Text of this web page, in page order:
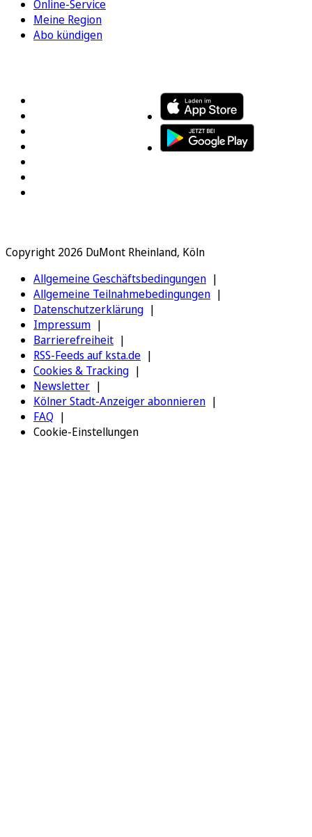
Online-Service
Meine Region
Abo kündigen
Copyright 2026 DuMont Rheinland, Köln
Allgemeine Geschäftsbedingungen
Allgemeine Teilnahmebedingungen
Datenschutzerklärung
Impressum
Barrierefreiheit
RSS-Feeds auf ksta.de
Cookies & Tracking
Newsletter
Kölner Stadt-Anzeiger abonnieren
FAQ
Cookie-Einstellungen